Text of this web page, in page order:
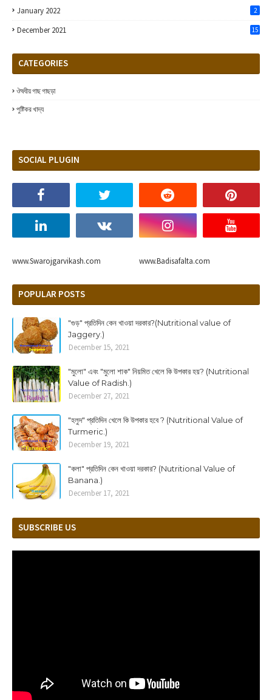
January 2022 2
December 2021 15
CATEGORIES
ঔষধীয় গাছ গাছড়া
পুষ্টিকর খাদ্য
SOCIAL PLUGIN
www.Swarojgarvikash.com www.Badisafalta.com
POPULAR POSTS
"গুড়" প্রতিদিন কেন খাওয়া দরকার?(Nutritional value of
Jaggery.)
December 15, 2021
"মুলো" এবং "মুলো শাক" নিয়মিত খেলে কি উপকার হয়? (Nutritional
Value of Radish.)
December 27, 2021
"হলুদ" প্রতিদিন খেলে কি উপকার হবে ? (Nutritional Value of
Turmeric.)
December 19, 2021
"কলা" প্রতিদিন কেন খাওয়া দরকার? (Nutritional Value of
Banana.)
December 17, 2021
SUBSCRIBE US